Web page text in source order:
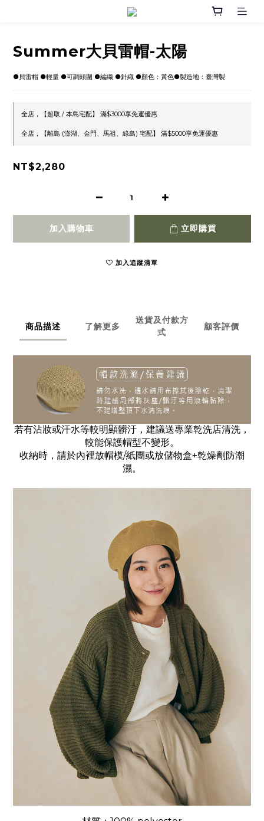
Summer大貝雷帽-太陽
●貝雷帽 ●輕量 ●可調頭圍 ●編織 ●針織 ●顏色：黃色●製造地：臺灣製
全店，【超取 / 本島宅配】 滿$3000享免運優惠
全店，【離島 (澎湖、金門、馬祖、綠島) 宅配】 滿$5000享免運優惠
NT$2,280
加入購物車 立即購買
加入追蹤清單
商品描述 了解更多
送貨及付款方
式
顧客評價
若有沾妝或汗水等較明顯髒汙，建議送專業乾洗店清洗，
較能保護帽型不變形。
收納時，請於內裡放帽模/紙團或放儲物盒+乾燥劑防潮
濕。